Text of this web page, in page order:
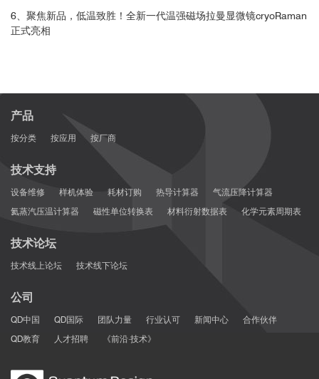
6、聚焦新品，低温致胜！全新一代温强磁场拉曼显微镜cryoRaman
正式亮相
产品
按分类 按应用 按厂商
技术支持
设备维修 样机体验 耗材订购 热导计算器
气流压降计算器
氦蒸汽压温计算器
磁性单位转换表 材料衍射数据表 化学元素周期表
技术论坛
技术线上论坛 技术线下论坛
公司
QD中国 QD国际 团队力量 行业认可 新闻中心
合作伙伴
QD教育
人才招聘 《前沿·技术》